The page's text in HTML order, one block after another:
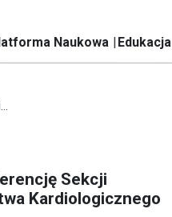
Naukowa Edukacja
Sekcji
Kardiologicznego